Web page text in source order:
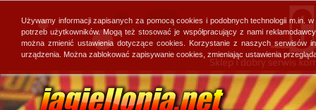
Używamy informacji zapisanych za pomocą cookies i podobnych technologii
potrzeb użytkowników. Mogą też stosować je współpracujący z nami
można zmienić ustawienia dotyczące cookies. Korzystanie z naszych
urządzenia. Można zablokować zapisywanie cookies, zmieniając ustawienia